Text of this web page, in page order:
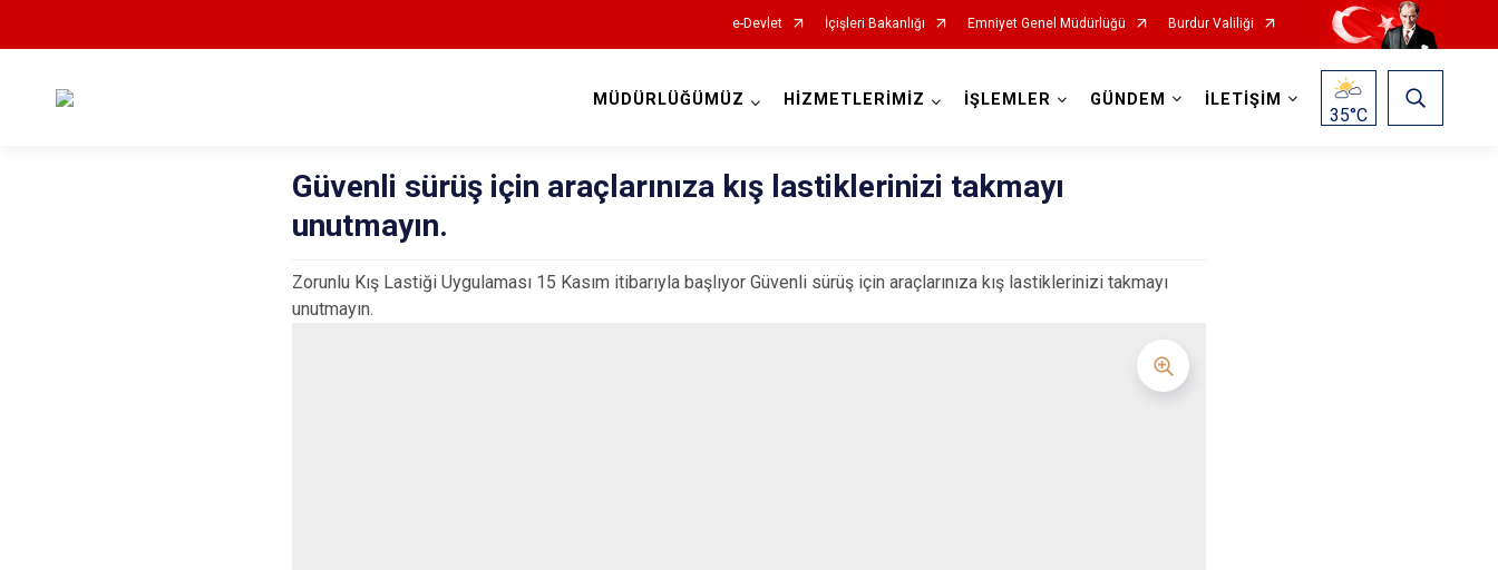
e-Devlet İçişleri Bakanlığı Emniyet Genel Müdürlüğü Burdur Valiliği
MÜDÜRLÜĞÜMÜZ HİZMETLERİMİZ İŞLEMLER GÜNDEM İLETİŞİM
35°C
Güvenli sürüş için araçlarınıza kış lastiklerinizi takmayı
unutmayın.
Zorunlu Kış Lastiği Uygulaması 15 Kasım itibarıyla başlıyor Güvenli sürüş için araçlarınıza kış lastiklerinizi takmayı
unutmayın.